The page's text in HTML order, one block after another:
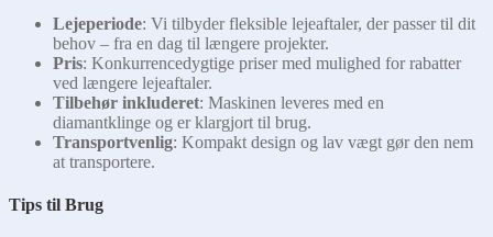
Lejeperiode: Vi tilbyder fleksible lejeaftaler, der passer til dit
behov – fra en dag til længere projekter.
Pris: Konkurrencedygtige priser med mulighed for rabatter
ved længere lejeaftaler.
Tilbehør inkluderet: Maskinen leveres med en
diamantklinge og er klargjort til brug.
Transportvenlig: Kompakt design og lav vægt gør den nem
at transportere.
Tips til Brug